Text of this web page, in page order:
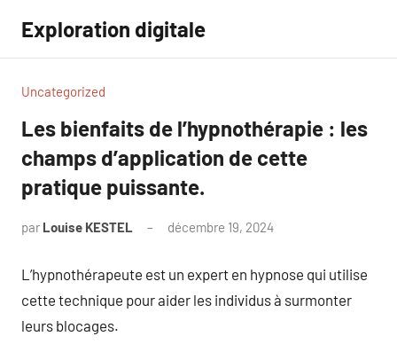
contenu
Exploration digitale
Uncategorized
Les bienfaits de l’hypnothérapie : les
champs d’application de cette
pratique puissante.
par Louise KESTEL décembre 19, 2024
L’hypnothérapeute est un expert en hypnose qui utilise
cette technique pour aider les individus à surmonter
leurs blocages.